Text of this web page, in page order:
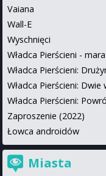
Vaiana
Wall-E
Wyschnięci
Władca Pierścieni -
Władca Pierścieni:
Władca Pierścieni:
Władca Pierścieni:
Zaproszenie (2022)
Łowca androidów
Miasta